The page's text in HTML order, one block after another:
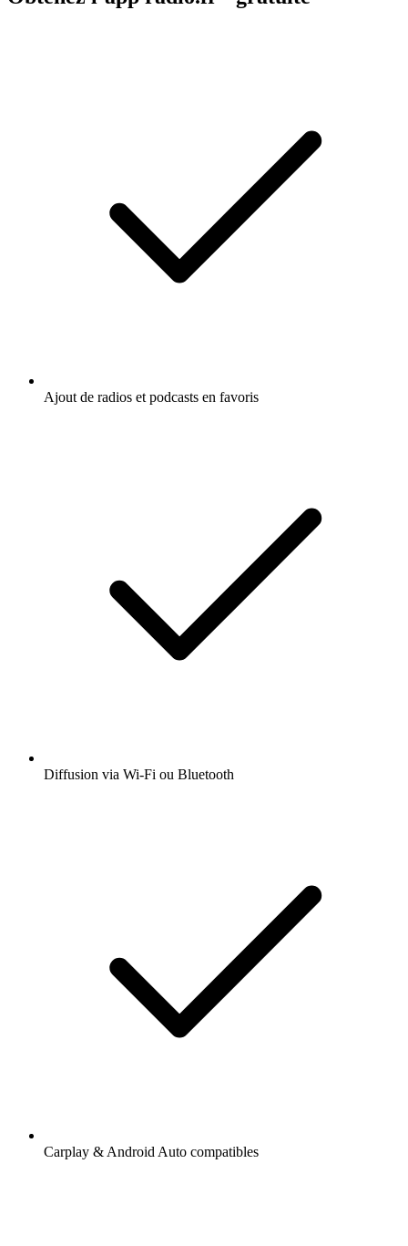
Ajout de radios et podcasts en favoris
Diffusion via Wi-Fi ou Bluetooth
Carplay & Android Auto compatibles